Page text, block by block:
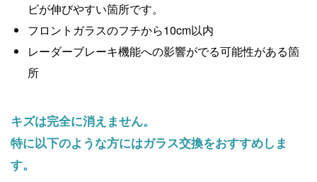
ビが伸びやすい箇所です。
フロントガラスのフチから10cm以内
レーダーブレーキ機能への影響がでる可能性がある箇
所
キズは完全に消えません。
特に以下のような方にはガラス交換をおすすめしま
す。